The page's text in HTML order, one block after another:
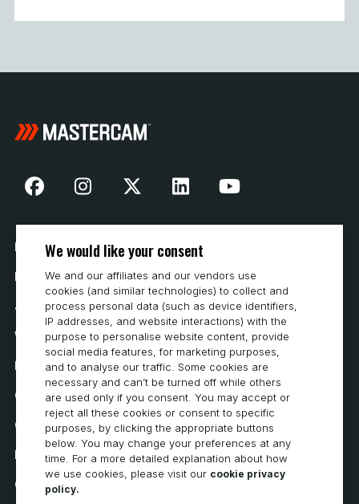
Nasza historia
Kontakt
Jak kupować
Wymagania systemowe
Prywatność
Oświadczenie o ochronie prywatności
Oświadczenie o dostępności
Polityka dotycząca plików cookie
Cookie Preferences
We would like your consent
We and our affiliates and our vendors use
cookies (and similar technologies) to collect and
process personal data (such as device identifiers,
IP addresses, and website interactions) with the
purpose to personalise website content, provide
social media features, for marketing purposes,
and to analyse our traffic. Some cookies are
necessary and can’t be turned off while others
are used only if you consent. You may accept or
reject all these cookies or consent to specific
purposes, by clicking the appropriate buttons
below. You may change your preferences at any
time. For a more detailed explanation about how
we use cookies, please visit our cookie privacy
policy.